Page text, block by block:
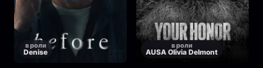
в роли
Denise
в роли
AUSA Olivia Delmont